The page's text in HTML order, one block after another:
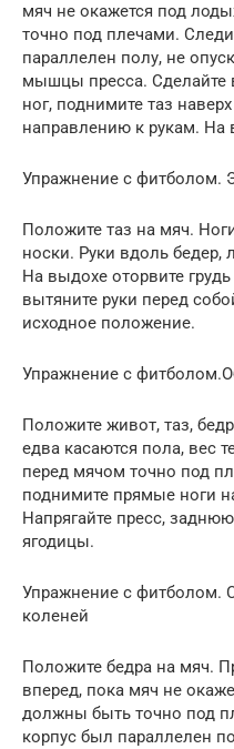
мяч не окажется под
точно под плечами.
параллелен полу, не
мышцы пресса. Сделайте
ног, поднимите таз
направлению к рукам. На
Упражнение с фитболом.
Положите таз на мяч.
носки. Руки вдоль бедер,
На выдохе оторвите
вытяните руки перед
исходное положение.
Упражнение с
Положите живот, таз,
едва касаются пола, вес
перед мячом точно под
поднимите прямые ноги
Напрягайте пресс,
ягодицы.
Упражнение с фитболом.
коленей
Положите бедра на мяч.
вперед, пока мяч не
должны быть точно под
корпус был параллелен